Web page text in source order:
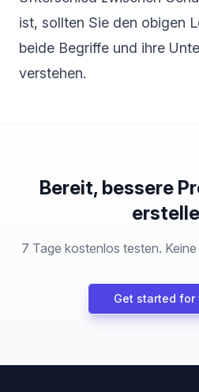
ist, sollten Sie den obigen
beide Begriffe und ihre
verstehen.
Bereit, bessere
7 Tage kostenlos testen.
Get started for